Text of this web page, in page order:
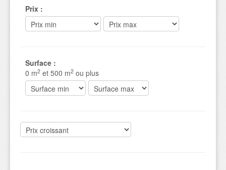
Prix :
Surface :
0 m2 et 500 m2 ou plus